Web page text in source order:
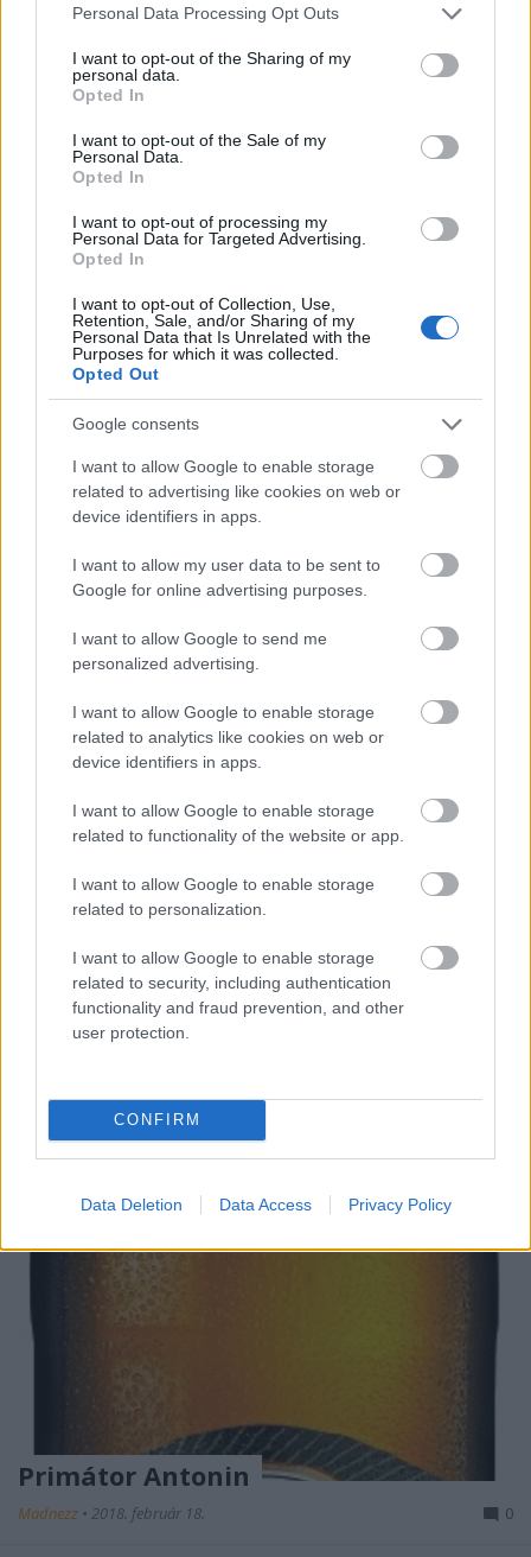
Please note that this website/app uses one or more Google
not limited to your visit or usage behaviour. You may click to
grant or deny consent to Google and its third-party tags to
use your data for below specified purposes in below Google
consent section.
Personal Data Processing Opt Outs
I want to opt-out of the Sharing of my
personal data.
Opted In
I want to opt-out of the Sale of my
Personal Data.
Opted In
I want to opt-out of processing my
Personal Data for Targeted Advertising.
Opted In
I want to opt-out of Collection, Use,
Retention, Sale, and/or Sharing of my
Personal Data that Is Unrelated with the
Purposes for which it was collected.
Opted Out
Google consents
I want to allow Google to enable storage
related to advertising like cookies on web or
device identifiers in apps.
I want to allow my user data to be sent to
Google for online advertising purposes.
I want to allow Google to send me
personalized advertising.
I want to allow Google to enable storage
related to analytics like cookies on web or
device identifiers in apps.
I want to allow Google to enable storage
related to functionality of the website or app.
I want to allow Google to enable storage
related to personalization.
I want to allow Google to enable storage
related to security, including authentication
functionality and fraud prevention, and other
user protection.
CONFIRM
Data Deletion Data Access Privacy Policy
Primátor Pale Ale
•
Illat: enyhe Hab: gyönyörű, lágy krémes Szín:
gyengébb volt. Mintha a komló, meg a maláta egy
szoba két átellenes sarkába szorulva integetett
volna, hogy hahó, én is itt vagyok! Most azonban
nagyon szépen összeállt. Akit a vad angol sörök…
Primátor Lezak
Madnezz•2018. március 04.
Illat: telt, komlós Hab: krémes Szín: óarany Ez még
Primátornál nem az, de mégis nagyon ízlik.
Kifejezetten jól sikerült a komló és a maláta közötti
egyensúlyt eltalálni, mármint azt leszámítva, hogy
határozottan és tipikusan cseh módon komlós.…
Primátor Antonin
Madnezz • 2018. február 18. 0